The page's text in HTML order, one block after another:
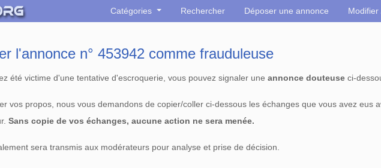
Catégories Rechercher Déposer une annonce
l'annonce n° 453942 comme frauduleuse
été victime d'une tentative d'escroquerie, vous pouvez signaler une annonce douteuse ci-
vos propos, nous vous demandons de copier/coller ci-dessous les échanges que vous avez eus
Sans copie de vos échanges, aucune action ne sera menée.
sera transmis aux modérateurs pour analyse et prise de décision.